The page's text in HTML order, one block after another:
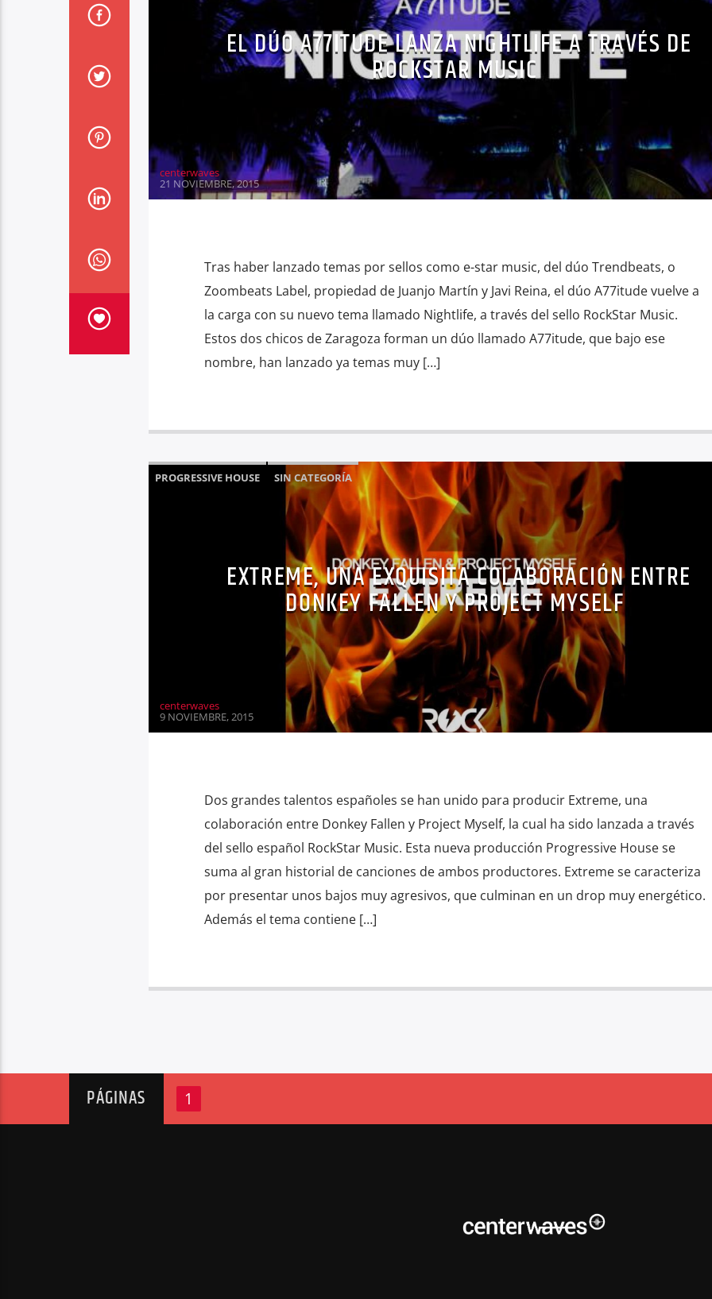
EL DÚO A77ITUDE LANZA NIGHTLIFE A TRAVÉS DE
ROCKSTAR MUSIC
centerwaves
21 NOVIEMBRE, 2015
Tras haber lanzado temas por sellos como e-star music, del dúo Trendbeats, o
Zoombeats Label, propiedad de Juanjo Martín y Javi Reina, el dúo A77itude vuelve a
la carga con su nuevo tema llamado Nightlife, a través del sello RockStar Music.
Estos dos chicos de Zaragoza forman un dúo llamado A77itude, que bajo ese
nombre, han lanzado ya temas muy […]
PROGRESSIVE HOUSE SIN CATEGORÍA
EXTREME, UNA EXQUISITA COLABORACIÓN ENTRE
DONKEY FALLEN Y PROJECT MYSELF
centerwaves
9 NOVIEMBRE, 2015
Dos grandes talentos españoles se han unido para producir Extreme, una
colaboración entre Donkey Fallen y Project Myself, la cual ha sido lanzada a través
del sello español RockStar Music. Esta nueva producción Progressive House se
suma al gran historial de canciones de ambos productores. Extreme se caracteriza
por presentar unos bajos muy agresivos, que culminan en un drop muy energético.
Además el tema contiene […]
PÁGINAS 1